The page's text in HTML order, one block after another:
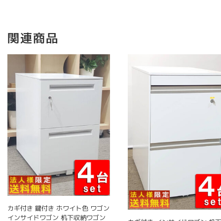
関連商品
カギ付き 鍵付き ホワイト色 ワゴン
インサイドワゴン 机下収納ワゴン